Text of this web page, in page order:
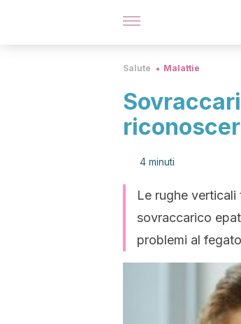
Salute Malattie
4 minuti
Le rughe
sovraccarico
problemi al